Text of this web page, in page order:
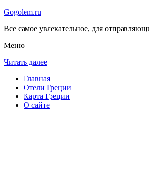
Gogolem.ru
Все самое увлекательное, для
Меню
Читать далее
Главная
Отели Греции
Карта Греции
О сайте